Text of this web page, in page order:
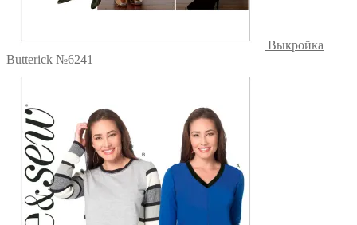
Выкройка
Butterick №6241